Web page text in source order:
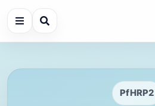
PfHRP2